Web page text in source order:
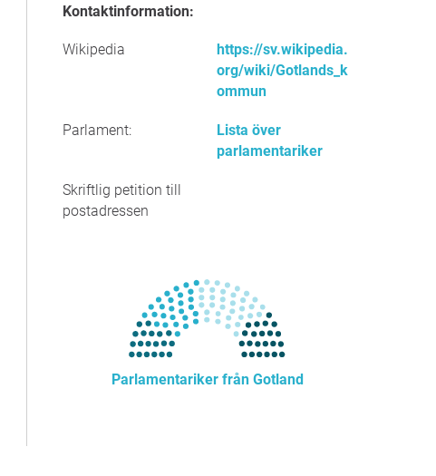
Kontaktinformation:
Wikipedia
https://sv.wikipedia.
org/wiki/Gotlands_k
ommun
Parlament:
Lista över
parlamentariker
Skriftlig petition till
postadressen
Parlamentariker från Gotland